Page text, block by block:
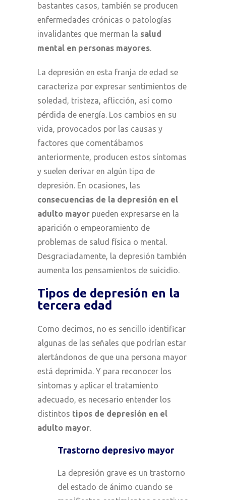
bastantes casos, también se producen
enfermedades crónicas o patologías
invalidantes que merman la salud
mental en personas mayores.
La depresión en esta franja de edad se
caracteriza por expresar sentimientos de
soledad, tristeza, aflicción, así como
pérdida de energía. Los cambios en su
vida, provocados por las causas y
factores que comentábamos
anteriormente, producen estos síntomas
y suelen derivar en algún tipo de
depresión. En ocasiones, las
consecuencias de la depresión en el
adulto mayor pueden expresarse en la
aparición o empeoramiento de
problemas de salud física o mental.
Desgraciadamente, la depresión también
aumenta los pensamientos de suicidio.
Tipos de depresión en la
tercera edad
Como decimos, no es sencillo identificar
algunas de las señales que podrían estar
alertándonos de que una persona mayor
está deprimida. Y para reconocer los
síntomas y aplicar el tratamiento
adecuado, es necesario entender los
distintos tipos de depresión en el
adulto mayor.
Trastorno depresivo mayor
La depresión grave es un trastorno
del estado de ánimo cuando se